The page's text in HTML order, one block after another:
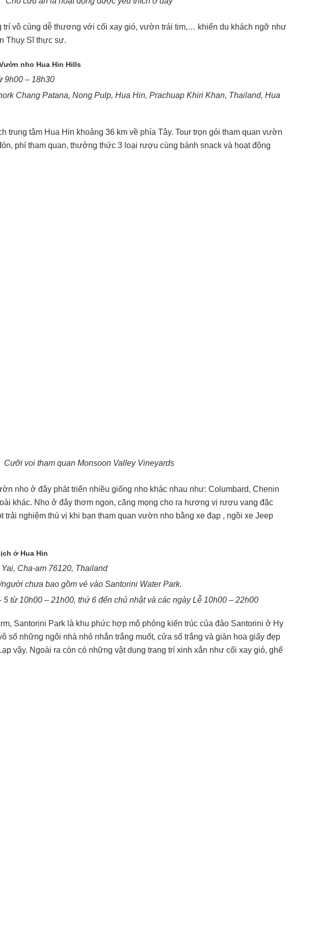
trí vô cùng dễ thương với cối xay gió, vườn trái tim,… khiến du khách ngỡ như
Thụy Sĩ thực sự.
nho Hua Hin Hills
9h00 – 18h30
Chang Patana, Nong Pulp, Hua Hin, Prachuap Khiri Khan, Thailand, Hua
trung tâm Hua Hin khoảng 36 km về phía Tây. Tour trọn gói tham quan vườn
phí tham quan, thưởng thức 3 loại rượu cùng bánh snack và hoạt động
Cưỡi voi tham quan Monsoon Valley Vineyards
nho ở đây phát triển nhiều giống nho khác nhau như: Columbard, Chenin
khác. Nho ở đây thơm ngon, căng mọng cho ra hương vị rượu vang đặc
trải nghiệm thú vị khi bạn tham quan vườn nho bằng xe đạp , ngồi xe Jeep
ở Hua Hin
Cha-am 76120, Thailand
chưa bao gồm vé vào Santorini Water Park.
từ 10h00 – 21h00, thứ 6 đến chủ nhật và các ngày Lễ 10h00 – 22h00
Santorini Park là khu phức hợp mô phỏng kiến trúc của đảo Santorini ở Hy
số những ngôi nhà nhỏ nhắn trắng muốt, cửa sổ trắng và giàn hoa giấy đẹp
vậy. Ngoài ra còn có những vật dụng trang trí xinh xắn như cối xay gió, ghế